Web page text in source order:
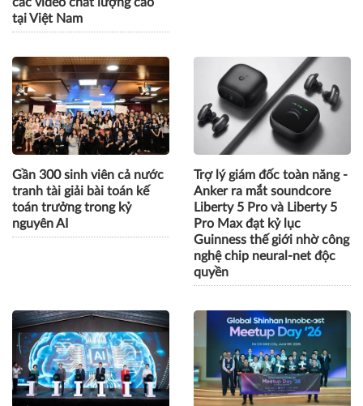
TikTok Creator Spotlight:
Giới thiệu những nhà sáng
tạo nội dung tiêu biểu với
các video chất lượng cao
tại Việt Nam
VinFast VF 8: 'trợ thủ' của
doanh nhân, 'resort di
động' cho cả gia đình
toán trưởng trong kỷ
nguyên AI
Trợ lý giám đốc toàn năng -
Liberty 5 Pro và Liberty 5
Pro Max đạt kỷ lục
Guinness thế giới nhờ công
nghệ chip neural-net độc
quyền